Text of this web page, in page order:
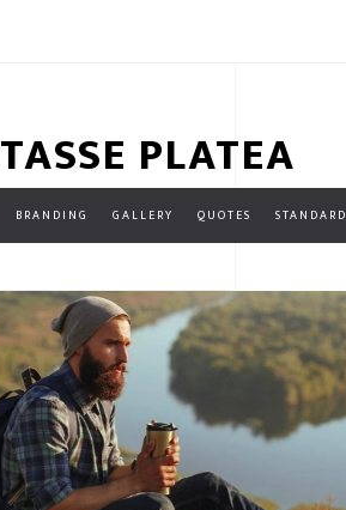
PLATEA
BRANDING GALLERY QUOTES STANDARD